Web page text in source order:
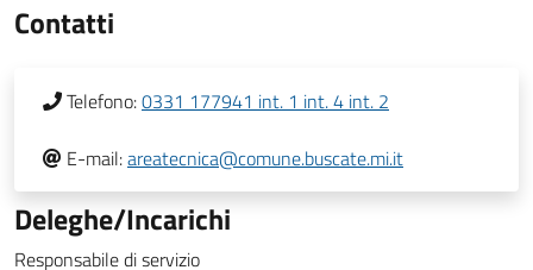
Contatti
Telefono:0331 177941 int. 1 int. 4 int. 2
E-mail:areatecnica@comune.buscate.mi.it
Deleghe/Incarichi
Responsabile di servizio